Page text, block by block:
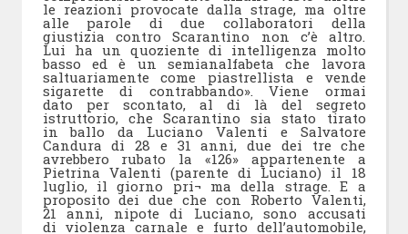
le reazioni provocate dalla strage, ma oltre
alle parole di due collaboratori della
giustizia contro Scarantino non c’è altro.
Lui ha un quoziente di intelligenza molto
basso ed è un semianalfabeta che lavora
saltuariamente come piastrellista e vende
sigarette di contrabbando». Viene ormai
dato per scontato, al di là del segreto
istruttorio, che Scarantino sia stato tirato
in ballo da Luciano Valenti e Salvatore
Candura di 28 e 31 anni, due dei tre che
avrebbero rubato la «126» appartenente a
Pietrina Valenti (parente di Luciano) il 18
luglio, il giorno pri¬ ma della strage. E a
proposito dei due che con Roberto Valenti,
21 anni, nipote di Luciano, sono accusati
di violenza carnale e furto dell’automobile,